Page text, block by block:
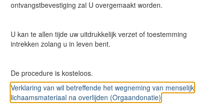
ontvangstbevestiging zal U overgemaakt worden.
U kan te allen tijde uw uitdrukkelijk verzet of toestemming
intrekkenzolang u in leven bent.
De procedure is kosteloos.
Verklaring van wil betreffende het wegneming van menselijk
lichaamsmateriaal na overlijden (Orgaandonatie)